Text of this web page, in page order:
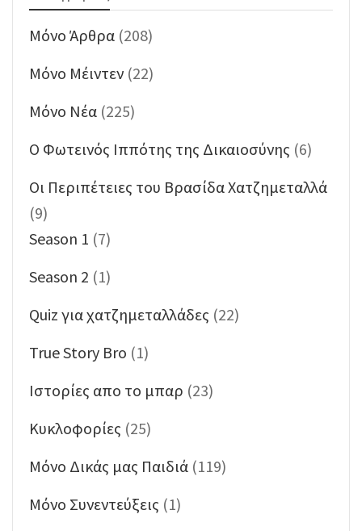
Mόνο Άρθρα (208)
Mόνο Μέιντεν (22)
Mόνο Νέα (225)
O Φωτεινός Ιππότης της Δικαιοσύνης (6)
Oι Περιπέτειες του Βρασίδα Χατζημεταλλά
(9)
Season 1 (7)
Season 2 (1)
Quiz για χατζημεταλλάδες (22)
True Story Bro (1)
Ιστορίες απο το μπαρ (23)
Κυκλοφορίες (25)
Μόνο Δικάς μας Παιδιά (119)
Μόνο Συνεντεύξεις (1)